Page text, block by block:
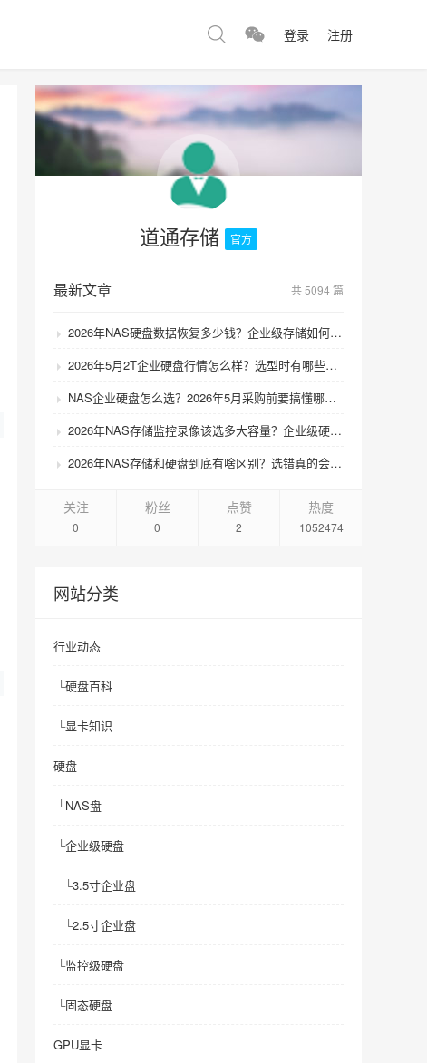
登录 注册
道通存储 官方
最新文章 共 5094 篇
2026年NAS硬盘数据恢复多少钱？企业级存储如何避免数据丢失风险？
2026年5月2T企业硬盘行情怎么样？选型时有哪些避坑技巧？
NAS企业硬盘怎么选？2026年5月采购前要搞懂哪些坑？
2026年NAS存储监控录像该选多大容量？企业级硬盘怎么搭配才划算？
2026年NAS存储和硬盘到底有啥区别？选错真的会后悔吗？
关注
0
粉丝
0
点赞
2
热度
1052474
网站分类
行业动态
└硬盘百科
└显卡知识
硬盘
└NAS盘
└企业级硬盘
└3.5寸企业盘
└2.5寸企业盘
└监控级硬盘
└固态硬盘
GPU显卡